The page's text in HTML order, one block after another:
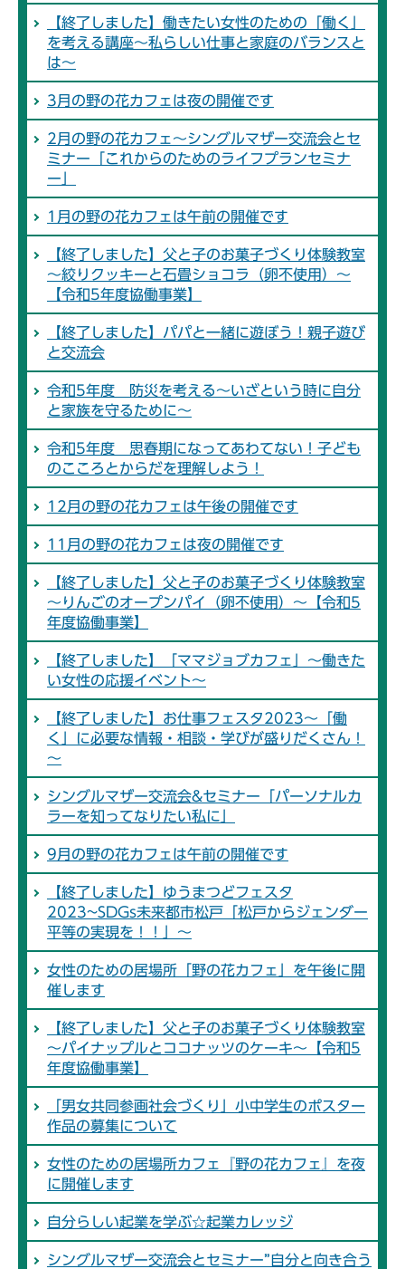
【終了しました】働きたい女性のための「働く」
を考える講座～私らしい仕事と家庭のバランスと
は～
3月の野の花カフェは夜の開催です
2月の野の花カフェ～シングルマザー交流会とセ
ミナー「これからのためのライフプランセミナ
ー」
1月の野の花カフェは午前の開催です
【終了しました】父と子のお菓子づくり体験教室
～絞りクッキーと石畳ショコラ（卵不使用）～
【令和5年度協働事業】
【終了しました】パパと一緒に遊ぼう！親子遊び
と交流会
令和5年度 防災を考える～いざという時に自分
と家族を守るために～
令和5年度 思春期になってあわてない！子ども
のこころとからだを理解しよう！
12月の野の花カフェは午後の開催です
11月の野の花カフェは夜の開催です
【終了しました】父と子のお菓子づくり体験教室
～りんごのオープンパイ（卵不使用）～【令和5
年度協働事業】
【終了しました】「ママジョブカフェ」～働きた
い女性の応援イベント～
【終了しました】お仕事フェスタ2023～「働
く」に必要な情報・相談・学びが盛りだくさん！
～
シングルマザー交流会&セミナー「パーソナルカ
ラーを知ってなりたい私に」
9月の野の花カフェは午前の開催です
【終了しました】ゆうまつどフェスタ
2023~SDGs未来都市松戸「松戸からジェンダー
平等の実現を！！」～
女性のための居場所「野の花カフェ」を午後に開
催します
【終了しました】父と子のお菓子づくり体験教室
～パイナップルとココナッツのケーキ～【令和5
年度協働事業】
「男女共同参画社会づくり」小中学生のポスター
作品の募集について
女性のための居場所カフェ『野の花カフェ』を夜
に開催します
自分らしい起業を学ぶ☆起業カレッジ
シングルマザー交流会とセミナー”自分と向き合う